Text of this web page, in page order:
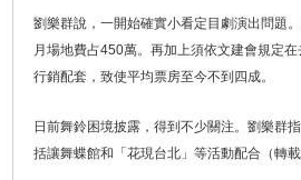
劉樂群說，一開始確實小看定目劇演出問題
月場地費占450萬。再加上須依文建會規定
行銷配套，致使平均票房至今不到四成。
日前舞鈴困境披露，得到不少關注。劉樂群
括讓舞蝶館和「花現台北」等活動配合（轉